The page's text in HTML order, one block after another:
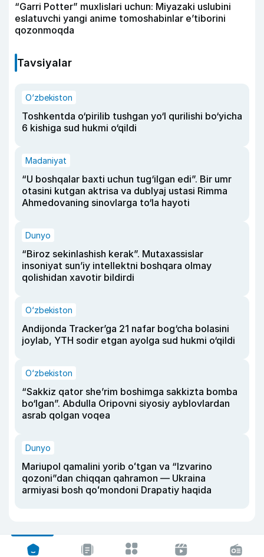
“Garri Potter” muxlislari uchun: Miyazaki uslubini
eslatuvchi yangi anime tomoshabinlar e’tiborini
qozonmoqda
Tavsiyalar
O‘zbekiston
Toshkentda o‘pirilib tushgan yo‘l qurilishi bo‘yicha
6 kishiga sud hukmi o‘qildi
Madaniyat
“U boshqalar baxti uchun tug‘ilgan edi”. Bir umr
otasini kutgan aktrisa va dublyaj ustasi Rimma
Ahmedovaning sinovlarga to‘la hayoti
Dunyo
“Biroz sekinlashish kerak”. Mutaxassislar
insoniyat sun’iy intellektni boshqara olmay
qolishidan xavotir bildirdi
O‘zbekiston
Andijonda Tracker’ga 21 nafar bog‘cha bolasini
joylab, YTH sodir etgan ayolga sud hukmi o‘qildi
O‘zbekiston
“Sakkiz qator she’rim boshimga sakkizta bomba
bo‘lgan”. Abdulla Oripovni siyosiy ayblovlardan
asrab qolgan voqea
Dunyo
Mariupol qamalini yorib oʻtgan va “Izvarino
qozoni”dan chiqqan qahramon — Ukraina
armiyasi bosh qoʻmondoni Drapatiy haqida